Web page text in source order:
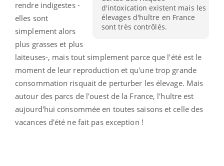
d'intoxication existent mais les
élevages d'huître en France
sont très contrôlés.
rendre indigestes -
elles sont
simplement alors
plus grasses et plus
laiteuses-, mais tout simplement parce que l'été est le
moment de leur reproduction et qu'une trop grande
consommation risquait de perturber les élevage. Mais
autour des parcs de l'ouest de la France, l'huître est
aujourd'hui consommée en toutes saisons et celle des
vacances d'été ne fait pas exception !